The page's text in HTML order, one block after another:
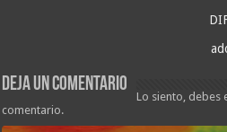
Deja un comentario
Lo siento, debes
comentario.